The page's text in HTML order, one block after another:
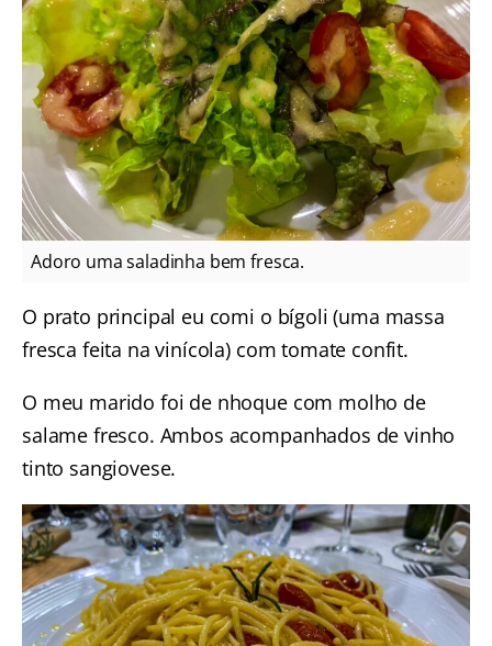
Adoro uma saladinha bem fresca.
O prato principal eu comi o bígoli (uma massa
fresca feita na vinícola) com tomate confit.
O meu marido foi de nhoque com molho de
salame fresco. Ambos acompanhados de vinho
tinto sangiovese.